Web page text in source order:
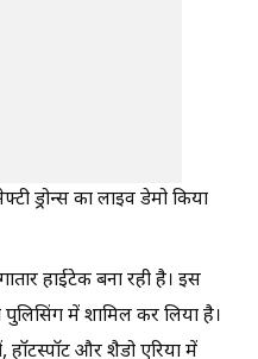
ड्रोन्स का लाइव डेमो किया
हाईटेक बना रही है। इस
में शामिल कर लिया है।
हॉटस्पॉट और शैडो एरिया में